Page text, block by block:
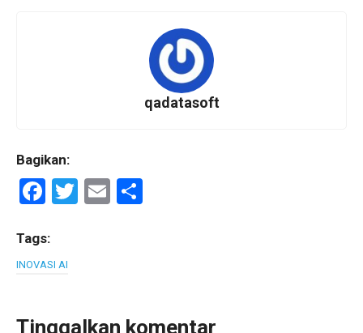
qadatasoft
Bagikan:
F
ce
b
o
T
E
Tags:
INOVASI AI
Tinggalkan komentar